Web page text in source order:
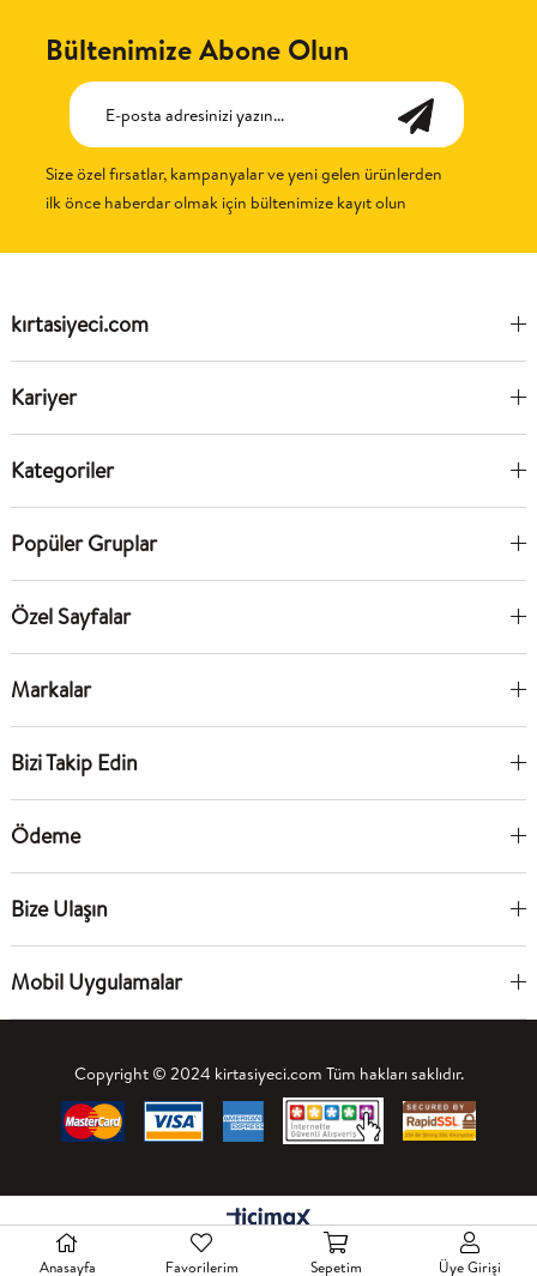
Bültenimize Abone Olun
Size özel fırsatlar, kampanyalar ve yeni gelen ürünlerden
ilk önce haberdar olmak için bültenimize kayıt olun
kırtasiyeci.com
Kariyer
Kategoriler
Popüler Gruplar
Özel Sayfalar
Markalar
Bizi Takip Edin
Ödeme
Bize Ulaşın
Mobil Uygulamalar
Copyright © 2024 kirtasiyeci.com Tüm hakları saklıdır.
Anasayfa Favorilerim Sepetim Üye Girişi